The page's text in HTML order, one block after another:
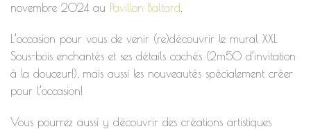
novembre 2024 au Pavillon Baltard
L’occasion pour vous de venir (re)découvrir le mural XXL
Sous-bois enchantés et ses détails cachés (2m50 d’invitation
à la douceur!), mais aussi les nouveautés spécialement créer
pour l’occasion!
Vous pourrez aussi y découvrir des créations artistiques